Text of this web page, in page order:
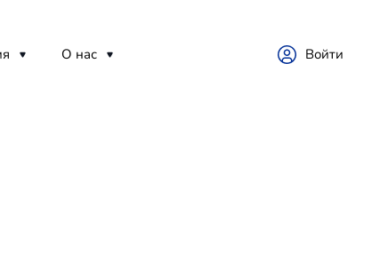
О нас Войти